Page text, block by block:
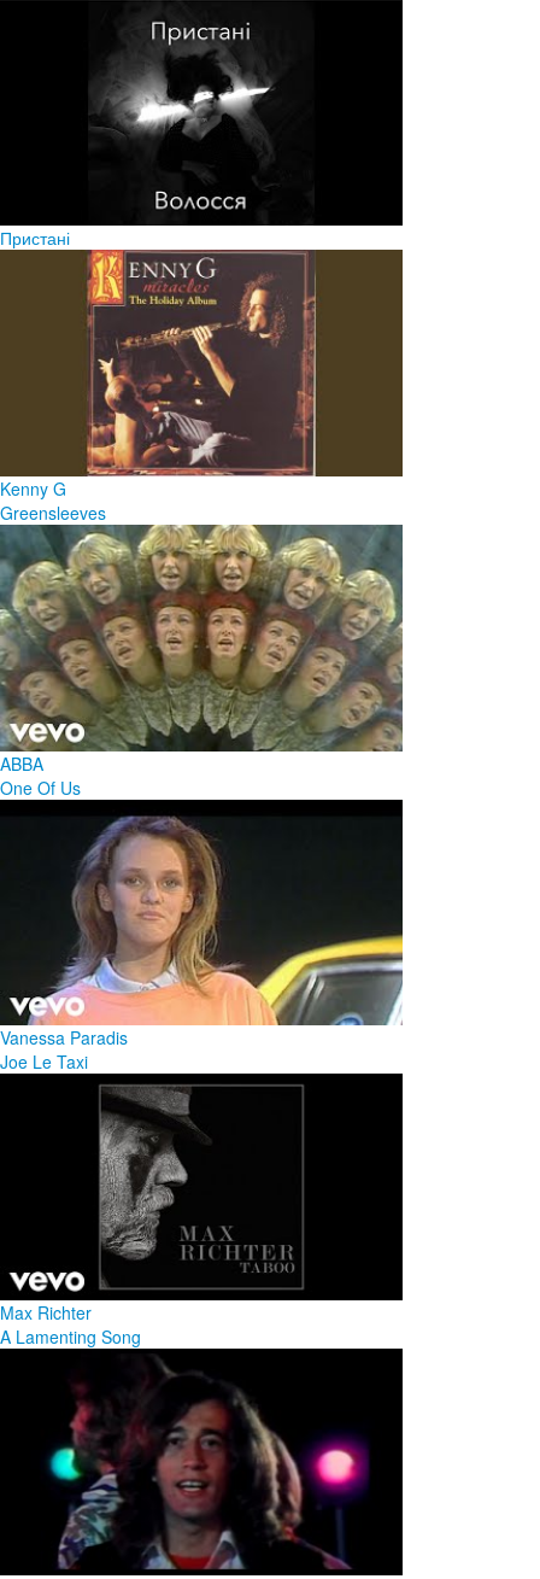
Пристані
Kenny G
Greensleeves
ABBA
One Of Us
Vanessa Paradis
Joe Le Taxi
Max Richter
A Lamenting Song